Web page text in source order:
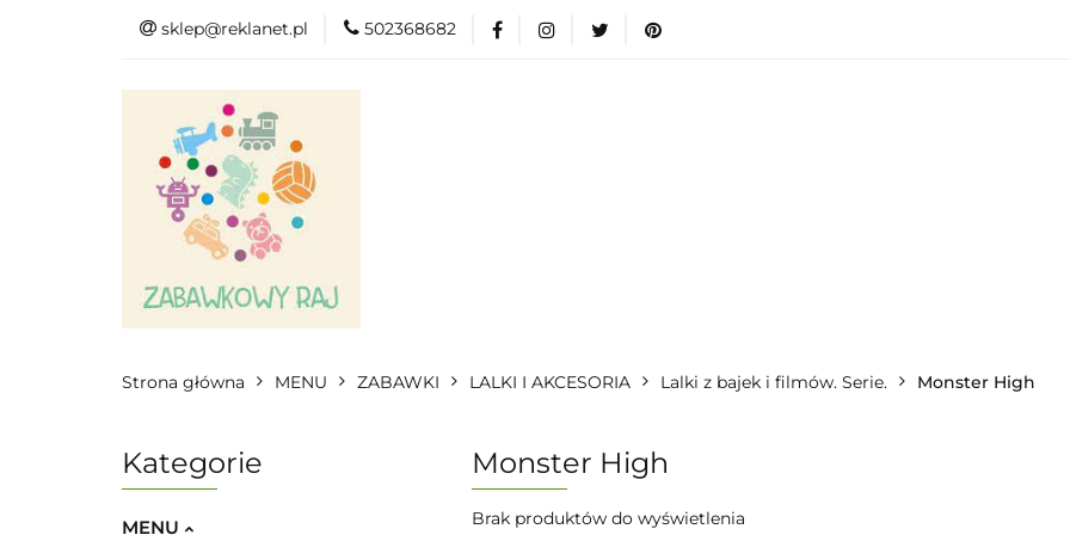
sklep@reklanet.pl 502368682
Strona główna MENU ZABAWKI LALKI I AKCESORIA Lalki z bajek i filmów. Serie. Monster High
Kategorie
MENU
Monster High
Brak produktów do wyświetlenia